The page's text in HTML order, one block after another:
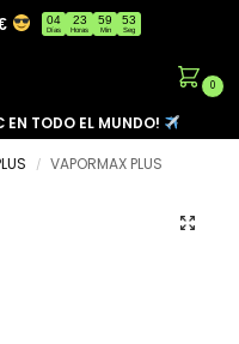
04
Días
23
Horas
59
Min
53
Seg
0
TODO EL MUNDO!
/ VAPORMAX PLUS